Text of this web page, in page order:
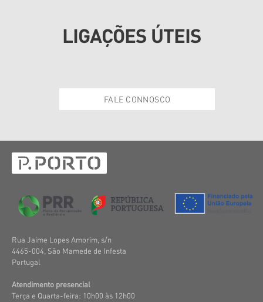
LIGAÇÕES ÚTEIS
FALE CONNOSCO
Rua Jaime Lopes Amorim, s/n
4465-004, São Mamede de Infesta
Portugal
Atendimento presencial
Terça e Quarta-feira: 10h00 às 12h00